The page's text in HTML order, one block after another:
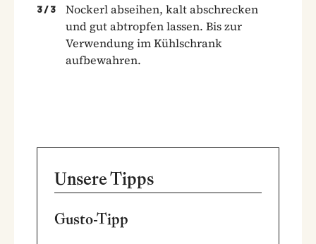
3 / 3
Nockerl abseihen, kalt abschrecken
und gut abtropfen lassen. Bis zur
Verwendung im Kühlschrank
aufbewahren.
Unsere Tipps
Gusto-Tipp